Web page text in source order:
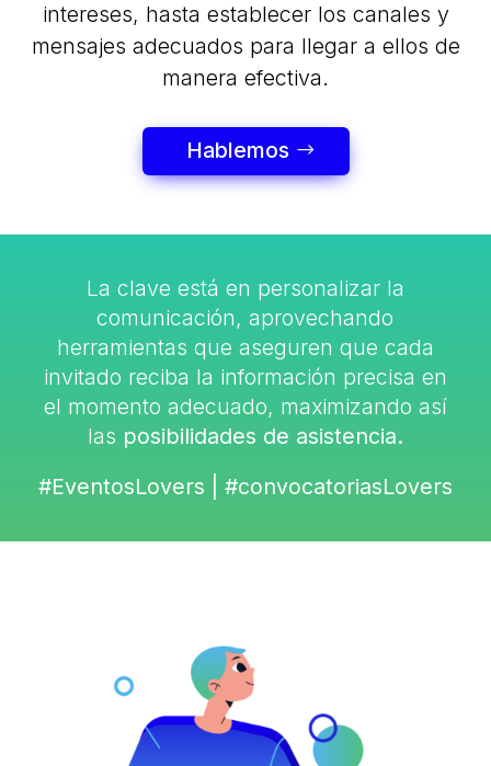
intereses, hasta establecer los canales y
mensajes adecuados para llegar a ellos de
manera efectiva.
Hablemos
La clave está en personalizar la
comunicación, aprovechando
herramientas que aseguren que cada
invitado reciba la información precisa en
el momento adecuado, maximizando así
las posibilidades de asistencia.
#EventosLovers | #convocatoriasLovers